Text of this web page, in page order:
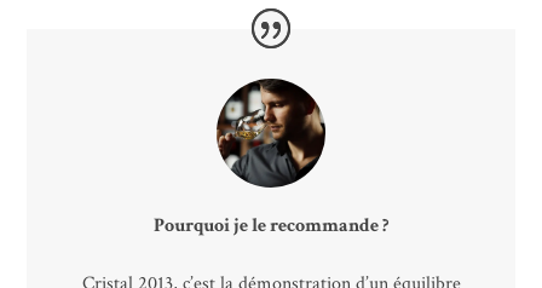
Pourquoi je le recommande ?